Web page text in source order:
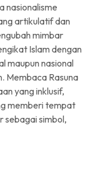
nasionalisme
artikulatif dan
mimbar
Islam dengan
maupun nasional
Membaca Rasuna
yang inklusif,
memberi tempat
sebagai simbol,